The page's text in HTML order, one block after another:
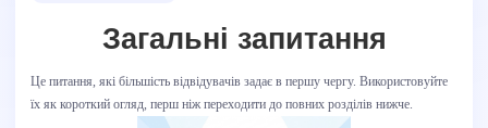
Загальні запитання
Це питання, які більшість відвідувачів задає в першу чергу. Використовуйте
їх як короткий огляд, перш ніж переходити до повних розділів нижче.